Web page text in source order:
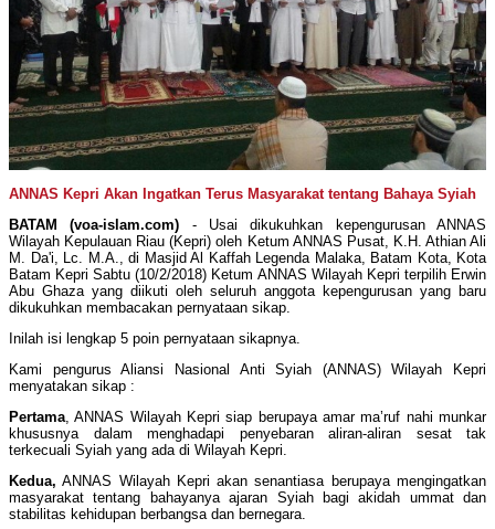
ANNAS Kepri Akan Ingatkan Terus Masyarakat tentang Bahaya Syiah
BATAM (voa-islam.com) - Usai dikukuhkan kepengurusan ANNAS
Wilayah Kepulauan Riau (Kepri) oleh Ketum ANNAS Pusat, K.H. Athian Ali
M. Da'i, Lc. M.A., di Masjid Al Kaffah Legenda Malaka, Batam Kota, Kota
Batam Kepri Sabtu (10/2/2018) Ketum ANNAS Wilayah Kepri terpilih Erwin
Abu Ghaza yang diikuti oleh seluruh anggota kepengurusan yang baru
dikukuhkan membacakan pernyataan sikap.
Inilah isi lengkap 5 poin pernyataan sikapnya.
Kami pengurus Aliansi Nasional Anti Syiah (ANNAS) Wilayah Kepri
menyatakan sikap :
Pertama, ANNAS Wilayah Kepri siap berupaya amar ma’ruf nahi munkar
khususnya dalam menghadapi penyebaran aliran-aliran sesat tak
terkecuali Syiah yang ada di Wilayah Kepri.
Kedua, ANNAS Wilayah Kepri akan senantiasa berupaya mengingatkan
masyarakat tentang bahayanya ajaran Syiah bagi akidah ummat dan
stabilitas kehidupan berbangsa dan bernegara.